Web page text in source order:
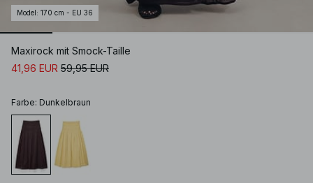
Model : 170 cm - EU 36
Maxirock mit Smock-Taille
41,96 EUR 59,95 EUR
Farbe: Dunkelbraun